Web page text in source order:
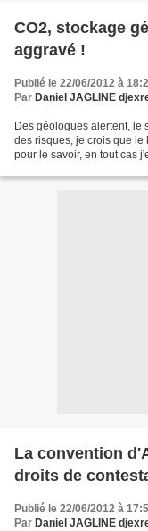
CO2, stockage
aggravé !
Publié le 22/06/2012 à
Par Daniel JAGLINE
Des géologues alertent, le
des risques, je crois que
pour le savoir, en tout cas
La convention
droits de
Publié le 22/06/2012 à
Par Daniel JAGLINE